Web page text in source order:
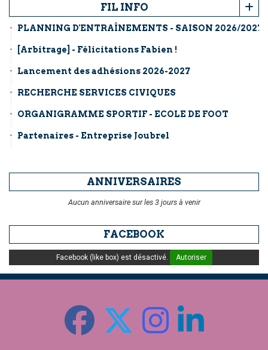
FIL INFO
PLANNING D'ENTRAÎNEMENTS - SAISON 2026/2027
[Arbitrage] - Félicitations Fabien !
Lancement des adhésions 2026-2027
RECHERCHE SERVICES CIVIQUES
ORGANIGRAMME SPORTIF - ECOLE DE FOOT
Partenaires - Entreprise Joubrel
ANNIVERSAIRES
Aucun anniversaire sur les 3 jours à venir
FACEBOOK
Facebook (like box) est désactivé. Autoriser